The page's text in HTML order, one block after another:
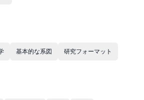
基本的な系図 研究フォーマット